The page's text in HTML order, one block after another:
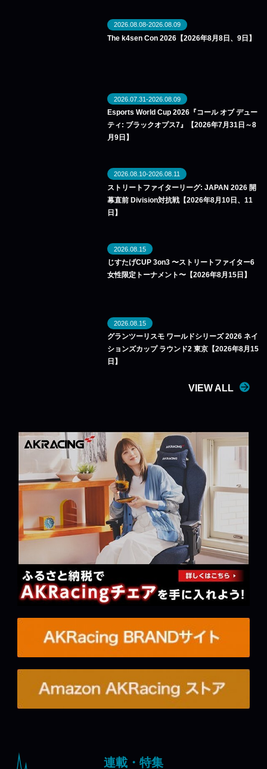
2026.08.08-2026.08.09
The k4sen Con 2026【2026年8月8日、9日】
2026.07.31-2026.08.09
Esports World Cup 2026『コール オブ デュー
ティ: ブラックオプス7』【2026年7月31日～8
月9日】
2026.08.10-2026.08.11
ストリートファイターリーグ: JAPAN 2026 開
幕直前 Division対抗戦【2026年8月10日、11
日】
2026.08.15
じすたげCUP 3on3 〜ストリートファイター6
女性限定トーナメント〜【2026年8月15日】
2026.08.15
グランツーリスモ ワールドシリーズ 2026 ネイ
ションズカップ ラウンド2 東京【2026年8月15
日】
VIEW ALL
連載・特集